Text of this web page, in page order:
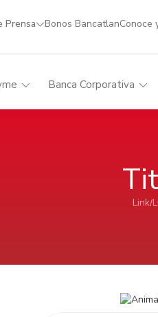
Prensa Bonos BancatlanConoce
Banca Corporativa
Link